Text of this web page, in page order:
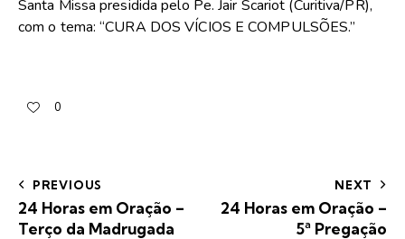
Santa Missa presidida pelo Pe. Jair Scariot (Curitiva/PR),
com o tema: “CURA DOS VÍCIOS E COMPULSÕES.”
0
PREVIOUS
24 Horas em Oração –
Terço da Madrugada
NEXT
24 Horas em Oração –
5ª Pregação